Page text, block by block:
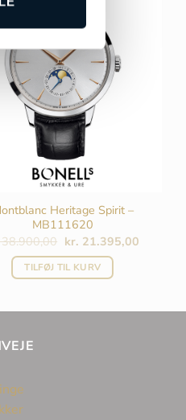
Heritage Spirit –
MB111620
Den
pris
var:
kr. 21.395,00Den
TILFØJ TIL KURV